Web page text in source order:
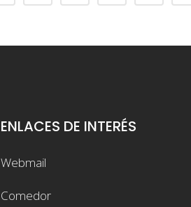
ENLACES DE INTERÉS
Webmail
Comedor